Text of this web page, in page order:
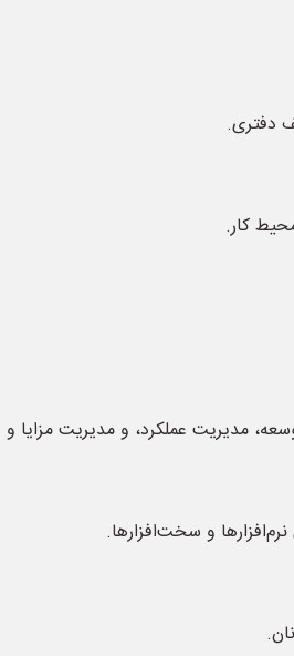
دفتری.
کار.
مدیریت عملکرد، و مدیریت مزایا
و سخت‌افزارها.